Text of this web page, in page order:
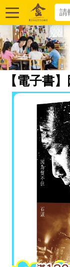
【電子書